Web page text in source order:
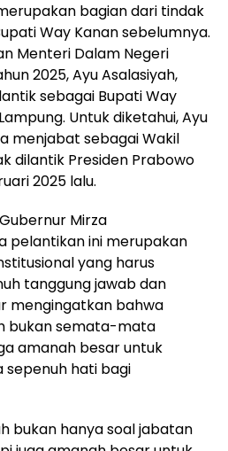
bagian dari tindak
Way Kanan sebelumnya.
Menteri Dalam Negeri
2025, Ayu Asalasiyah,
sebagai Bupati Way
Untuk diketahui, Ayu
menjabat sebagai Wakil
dilantik Presiden Prabowo
2025 lalu.
Mirza
pelantikan ini merupakan
yang harus
tanggung jawab dan
mengingatkan bahwa
bukan semata-mata
amanah besar untuk
sepenuh hati bagi
bukan hanya soal jabatan